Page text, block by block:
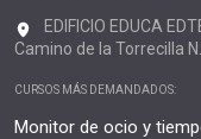
EDIFICIO EDUCA
Camino de la Torrecilla
CURSOS MÁS DEMANDADOS:
Monitor de ocio y